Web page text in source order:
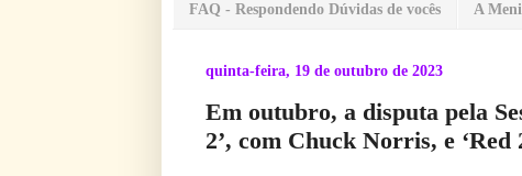
FAQ - Respondendo Dúvidas de vocês A
quinta-feira, 19 de outubro de 2023
Em outubro, a disputa pela
2’, com Chuck Norris, e